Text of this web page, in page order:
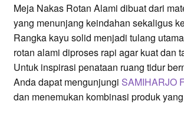
Meja Nakas Rotan Alami dibuat dari
yang menunjang keindahan sekaligus
Rangka kayu solid menjadi tulang
rotan alami diproses rapi agar kuat dan
Untuk inspirasi penataan ruang tidur
Anda dapat mengunjungi SAMIHARJO
dan menemukan kombinasi produk